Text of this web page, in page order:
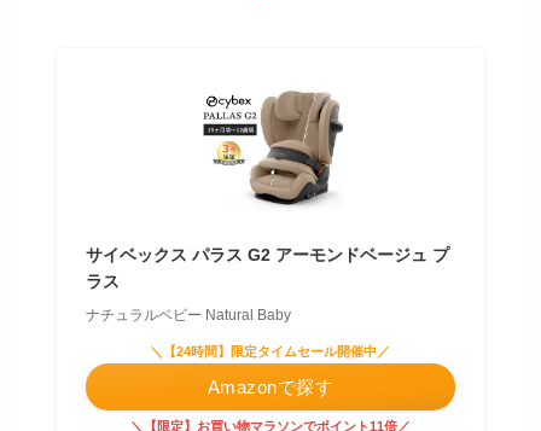
サイベックス パラス G2 アーモンドベージュ プ
ラス
ナチュラルベビー Natural Baby
＼【24時間】限定タイムセール開催中／
Amazonで探す
＼【限定】お買い物マラソンでポイント11倍／